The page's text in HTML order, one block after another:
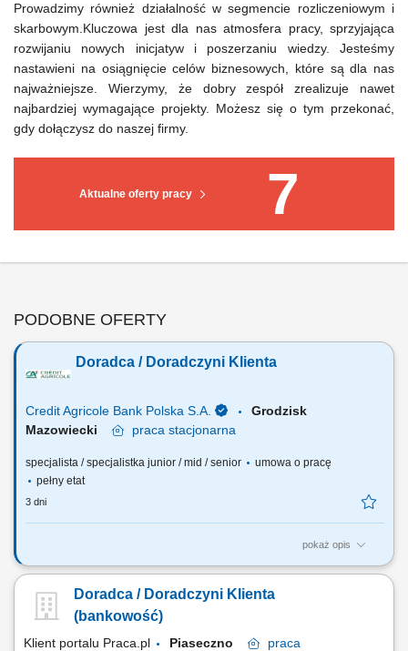
Aktualne oferty pracy 7
Prowadzimy również działalność w segmencie rozliczeniowym i
skarbowym.Kluczowa jest dla nas atmosfera pracy, sprzyjająca
rozwijaniu nowych inicjatyw i poszerzaniu wiedzy. Jesteśmy
nastawieni na osiągnięcie celów biznesowych, które są dla nas
najważniejsze. Wierzymy, że dobry zespół zrealizuje nawet
najbardziej wymagające projekty. Możesz się o tym przekonać,
gdy dołączysz do naszej firmy.
PODOBNE OFERTY
Doradca / Doradczyni Klienta
Credit Agricole Bank Polska S.A.
Grodzisk
Mazowiecki
praca stacjonarna
specjalista / specjalistka junior / mid / senior
umowa o pracę
pełny etat
3 dni
pokaż opis
Jakie będą Twoje zadania: Pozyskiwanie nowych klientów oraz
finansowych do potrzeb klientów. Wsparcie klientów w bankowości
codziennej, internetowej i mobilnej. Aktywna sprzedaż produktów
Doradca / Doradczyni Klienta
(bankowość)
Klient portalu Praca.pl Piaseczno
praca